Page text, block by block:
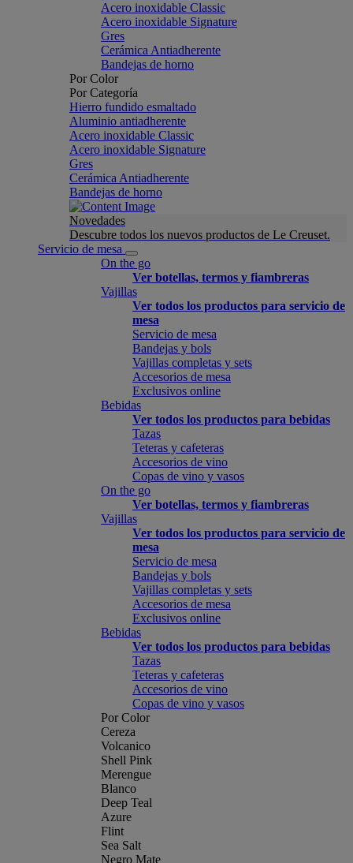
Acero inoxidable Classic
Acero inoxidable Signature
Gres
Cerámica Antiadherente
Bandejas de horno
Por Color
Por Categoría
Hierro fundido esmaltado
Aluminio antiadherente
Acero inoxidable Classic
Acero inoxidable Signature
Gres
Cerámica Antiadherente
Bandejas de horno
Novedades
Descubre todos los nuevos productos de Le Creuset.
Servicio de mesa
On the go
Ver botellas, termos y fiambreras
Vajillas
Ver todos los productos para servicio de
mesa
Servicio de mesa
Bandejas y bols
Vajillas completas y sets
Accesorios de mesa
Exclusivos online
Bebidas
Ver todos los productos para bebidas
Tazas
Teteras y cafeteras
Accesorios de vino
Copas de vino y vasos
On the go
Ver botellas, termos y fiambreras
Vajillas
Ver todos los productos para servicio de
mesa
Servicio de mesa
Bandejas y bols
Vajillas completas y sets
Accesorios de mesa
Exclusivos online
Bebidas
Ver todos los productos para bebidas
Tazas
Teteras y cafeteras
Accesorios de vino
Copas de vino y vasos
Por Color
Cereza
Volcanico
Shell Pink
Merengue
Blanco
Deep Teal
Azure
Flint
Sea Salt
Negro Mate